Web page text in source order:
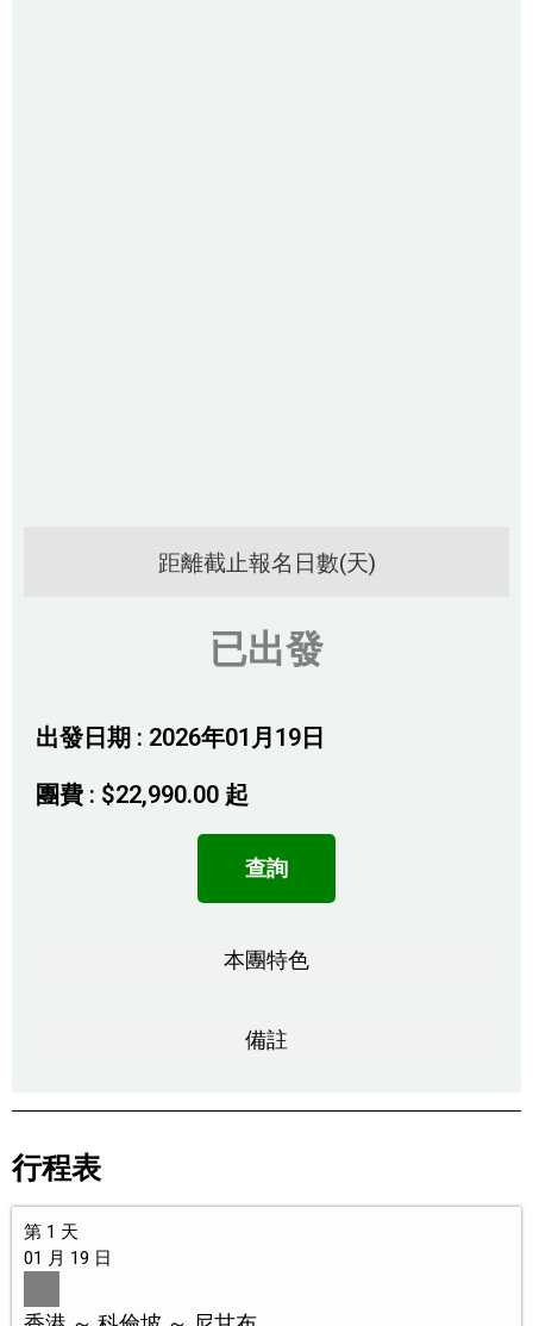
距離截止報名日數(天)
已出發
出發日期 : 2026年01月19日
團費 : $22,990.00 起
查詢
本團特色
備註
行程表
第 1 天
01 月 19 日